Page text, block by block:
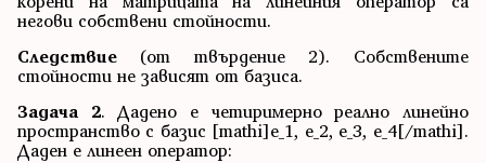
негови собствени стойности.
Следствие (от твърдение 2). Собствените
стойности не зависят от базиса.
Задача 2. Дадено е четиримерно реално линейно
пространство с базис [mathi]e_1, e_2, e_3, e_4[/mathi].
Даден е линеен оператор: